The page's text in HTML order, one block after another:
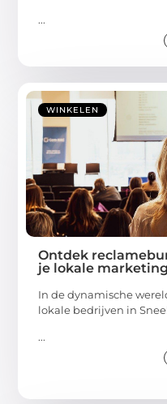
...
WINKELEN
Ontdek
je lokale marketing
In de dynamische
lokale bedrijven in
...